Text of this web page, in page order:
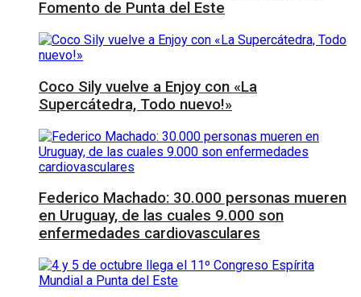
Fomento de Punta del Este
Coco Sily vuelve a Enjoy con «La
Supercátedra, Todo nuevo!»
Federico Machado: 30.000 personas mueren
en Uruguay, de las cuales 9.000 son
enfermedades cardiovasculares